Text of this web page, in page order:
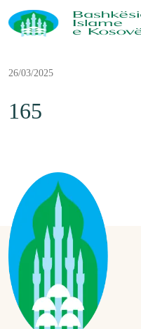
26/03/2025
165